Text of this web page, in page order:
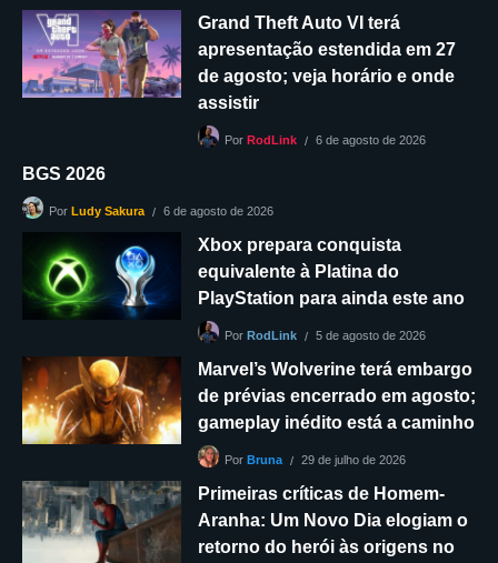
Grand Theft Auto VI terá
apresentação estendida em 27
de agosto; veja horário e onde
assistir
Por RodLink 6 de agosto de 2026
BGS 2026
Por Ludy Sakura 6 de agosto de 2026
Xbox prepara conquista
equivalente à Platina do
PlayStation para ainda este ano
Por RodLink 5 de agosto de 2026
Marvel’s Wolverine terá embargo
de prévias encerrado em agosto;
gameplay inédito está a caminho
Por Bruna 29 de julho de 2026
Primeiras críticas de Homem-
Aranha: Um Novo Dia elogiam o
retorno do herói às origens no